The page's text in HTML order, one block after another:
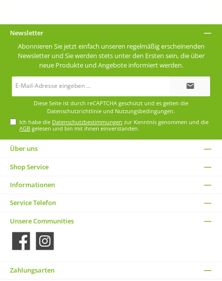
Newsletter
Abonnieren Sie jetzt einfach unseren regelmäßig erscheinenden
Newsletter und Sie werden stets unter den Ersten sein, die über
neue Produkte und Angebote informiert werden.
Diese Seite ist durch reCAPTCHA geschützt und es gelten die
Datenschutzrichtlinie und Nutzungsbedingungen.
Ich habe die Datenschutzbestimmungen zur Kenntnis genommen und die
AGB gelesen und bin mit ihnen einverstanden.
Über uns
Shop Service
Informationen
Service Telefon
Unsere Communities
Facebook Instagram
Zahlungsarten